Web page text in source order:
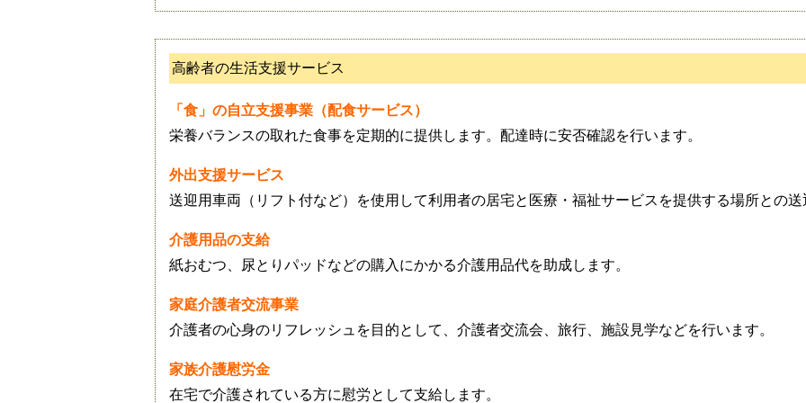
高齢者の生活支援サービス
「食」の自立支援事業（配食サービス）
栄養バランスの取れた食事を定期的に提供します。配達時に安否確認を行います。
外出支援サービス
送迎用車両（リフト付など）を使用して利用者の居宅と医療・福祉サービスを提供する場所との送
介護用品の支給
紙おむつ、尿とりパッドなどの購入にかかる介護用品代を助成します。
家庭介護者交流事業
介護者の心身のリフレッシュを目的として、介護者交流会、旅行、施設見学などを行います。
家族介護慰労金
在宅で介護されている方に慰労として支給します。